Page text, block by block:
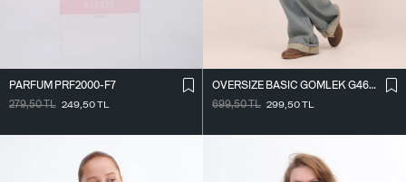
PARFÜM PRF2000-F7
279,50TL 249,50TL
OVERSIZE BASIC GÖMLEK G4612-Z2
699,50TL 299,50TL